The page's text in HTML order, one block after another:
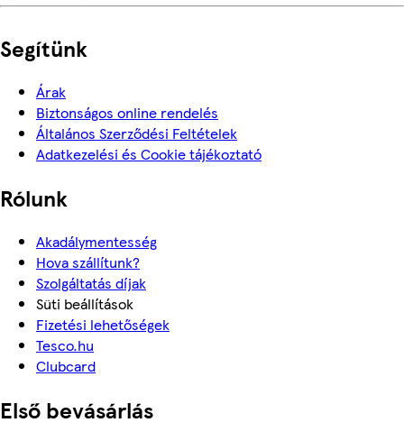
Segítünk
Árak
Biztonságos online rendelés
Általános Szerződési Feltételek
Adatkezelési és Cookie tájékoztató
Rólunk
Akadálymentesség
Hova szállítunk?
Szolgáltatás díjak
Süti beállítások
Fizetési lehetőségek
Tesco.hu
Clubcard
Első bevásárlás